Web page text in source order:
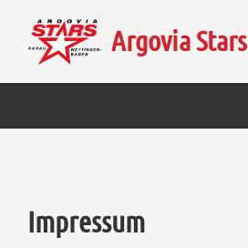
Argovia Stars
Impressum